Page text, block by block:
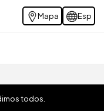
Mapa Esp
todos.